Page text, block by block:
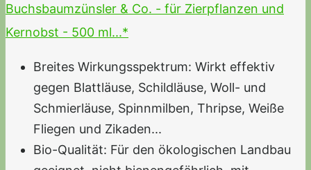
Buchsbaumzünsler & Co. - für Zierpflanzen und
Kernobst - 500 ml...*
Breites Wirkungsspektrum: Wirkt effektiv
gegen Blattläuse, Schildläuse, Woll- und
Schmierläuse, Spinnmilben, Thripse, Weiße
Fliegen und Zikaden...
Bio-Qualität: Für den ökologischen Landbau